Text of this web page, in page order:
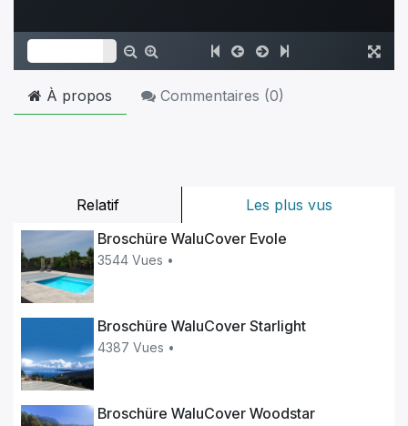
Relatif
Les plus vus
Broschüre WaluCover Evole
3544 Vues •
Broschüre WaluCover Starlight
4387 Vues •
Broschüre WaluCover Woodstar
À propos Commentaires (0)